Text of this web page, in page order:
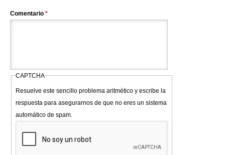
Comentario *
CAPTCHA
Resuelve este sencillo problema aritmético y escribe la
respuesta para asegurarnos de que no eres un sistema
automático de spam.